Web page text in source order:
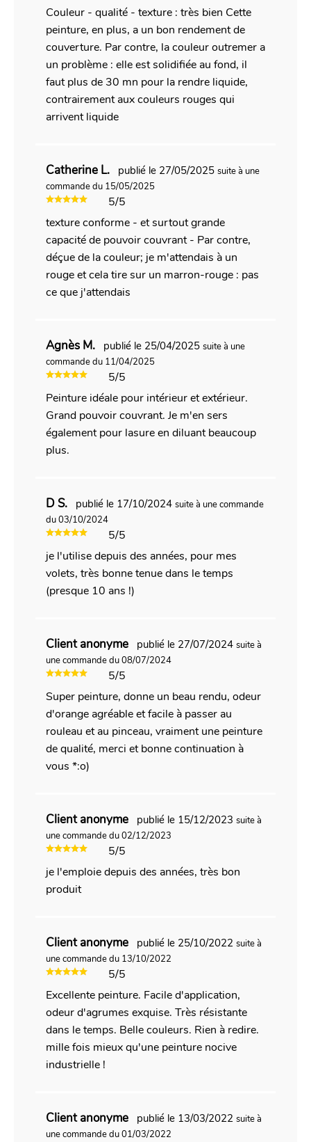
Couleur - qualité - texture : très bien Cette
peinture, en plus, a un bon rendement de
couverture. Par contre, la couleur outremer a
un problème : elle est solidifiée au fond, il
faut plus de 30 mn pour la rendre liquide,
contrairement aux couleurs rouges qui
arrivent liquide
Catherine L. publié le 27/05/2025 suite à une
commande du 15/05/2025
5/5
texture conforme - et surtout grande
capacité de pouvoir couvrant - Par contre,
déçue de la couleur; je m'attendais à un
rouge et cela tire sur un marron-rouge : pas
ce que j'attendais
Agnès M. publié le 25/04/2025 suite à une
commande du 11/04/2025
5/5
Peinture idéale pour intérieur et extérieur.
Grand pouvoir couvrant. Je m'en sers
également pour lasure en diluant beaucoup
plus.
D S. publié le 17/10/2024 suite à une commande
du 03/10/2024
5/5
je l'utilise depuis des années, pour mes
volets, très bonne tenue dans le temps
(presque 10 ans !)
Client anonyme publié le 27/07/2024 suite à
une commande du 08/07/2024
5/5
Super peinture, donne un beau rendu, odeur
d'orange agréable et facile à passer au
rouleau et au pinceau, vraiment une peinture
de qualité, merci et bonne continuation à
vous *:o)
Client anonyme publié le 15/12/2023 suite à
une commande du 02/12/2023
5/5
je l'emploie depuis des années, très bon
produit
Client anonyme publié le 25/10/2022 suite à
une commande du 13/10/2022
5/5
Excellente peinture. Facile d'application,
odeur d'agrumes exquise. Très résistante
dans le temps. Belle couleurs. Rien à redire.
mille fois mieux qu'une peinture nocive
industrielle !
Client anonyme publié le 13/03/2022 suite à
une commande du 01/03/2022